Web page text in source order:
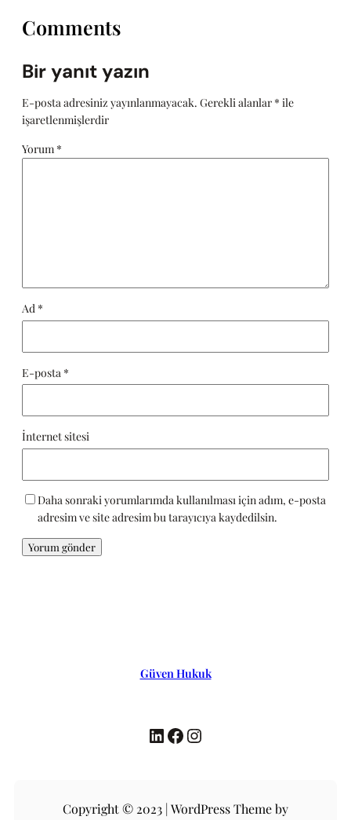
Comments
Bir yanıt yazın
E-posta adresiniz yayınlanmayacak. Gerekli alanlar * ile
işaretlenmişlerdir
Yorum *
Ad *
E-posta *
İnternet sitesi
Daha sonraki yorumlarımda kullanılması için adım, e-posta
adresim ve site adresim bu tarayıcıya kaydedilsin.
Güven Hukuk
LinkedIn Facebook Instagram
Copyright © 2023 | WordPress Theme by